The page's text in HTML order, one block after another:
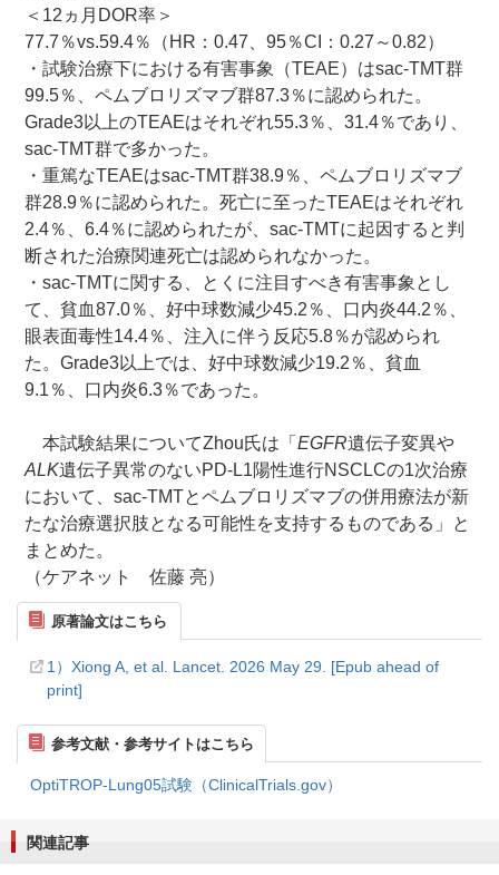
＜12ヵ月DOR率＞
77.7％vs.59.4％（HR：0.47、95％CI：0.27～0.82）
・試験治療下における有害事象（TEAE）はsac-TMT群
99.5％、ペムブロリズマブ群87.3％に認められた。
Grade3以上のTEAEはそれぞれ55.3％、31.4％であり、
sac-TMT群で多かった。
・重篤なTEAEはsac-TMT群38.9％、ペムブロリズマブ
群28.9％に認められた。死亡に至ったTEAEはそれぞれ
2.4％、6.4％に認められたが、sac-TMTに起因すると判
断された治療関連死亡は認められなかった。
・sac-TMTに関する、とくに注目すべき有害事象とし
て、貧血87.0％、好中球数減少45.2％、口内炎44.2％、
眼表面毒性14.4％、注入に伴う反応5.8％が認められ
た。Grade3以上では、好中球数減少19.2％、貧血
9.1％、口内炎6.3％であった。
本試験結果についてZhou氏は「 EGFR遺伝子変異や
ALK遺伝子異常のないPD-L1陽性進行NSCLCの1次治療
において、sac-TMTとペムブロリズマブの併用療法が新
たな治療選択肢となる可能性を支持するものである」と
まとめた。
（ケアネット 佐藤 亮）
原著論文はこちら
1）Xiong A, et al. Lancet. 2026 May 29. [Epub ahead of
print]
参考文献・参考サイトはこちら
OptiTROP-Lung05試験（ClinicalTrials.gov）
関連記事